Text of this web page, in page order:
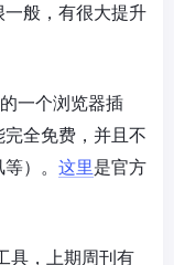
般，有很大提升
一个浏览器插
全免费，并且不
）。 这里是官方
具，上期周刊有